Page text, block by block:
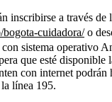
inscribirse a través de
cuidadora/o
sistema operativo
que esté disponible
con internet podrán
línea 195.